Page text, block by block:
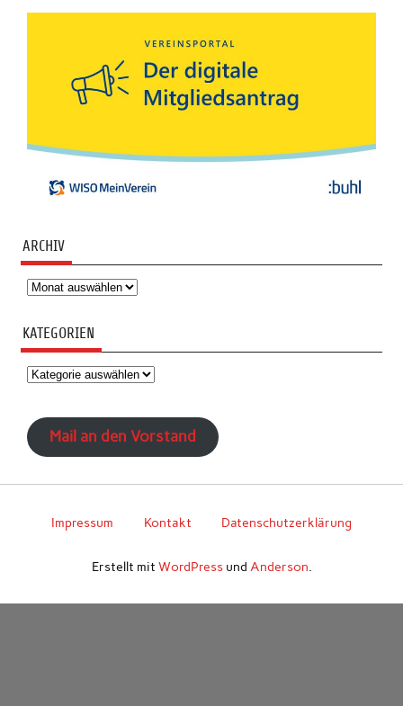
ARCHIV
Archiv
KATEGORIEN
Kategorien
Mail an den Vorstand
Impressum Kontakt Datenschutzerklärung
Erstellt mit WordPressund Anderson